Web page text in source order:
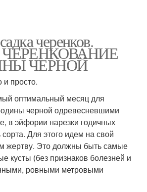
черенков.
ЧЕРНОЙ
и просто.
оптимальный месяц для
черной одревесневшими
в эйфории нарезки годичных
сорта. Для этого идем на свой
жертву. Это должны быть самые
кусты (без признаков болезней и
ровными метровыми